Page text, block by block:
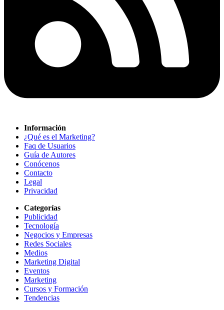
Información
¿Qué es el Marketing?
Faq de Usuarios
Guía de Autores
Conócenos
Contacto
Legal
Privacidad
Categorías
Publicidad
Tecnología
Negocios y Empresas
Redes Sociales
Medios
Marketing Digital
Eventos
Marketing
Cursos y Formación
Tendencias